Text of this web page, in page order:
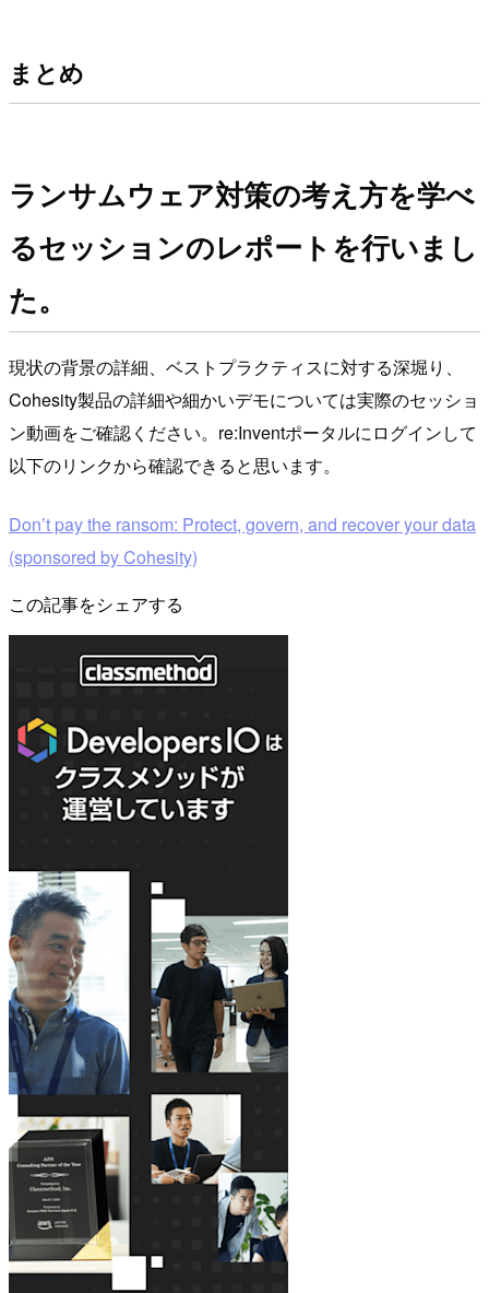
まとめ
ランサムウェア対策の考え方を学べ
るセッションのレポートを行いまし
た。
現状の背景の詳細、ベストプラクティスに対する深堀り、
Cohesity製品の詳細や細かいデモについては実際のセッショ
ン動画をご確認ください。re:Inventポータルにログインして
以下のリンクから確認できると思います。
Don’t pay the ransom: Protect, govern, and recover your data
(sponsored by Cohesity)
この記事をシェアする